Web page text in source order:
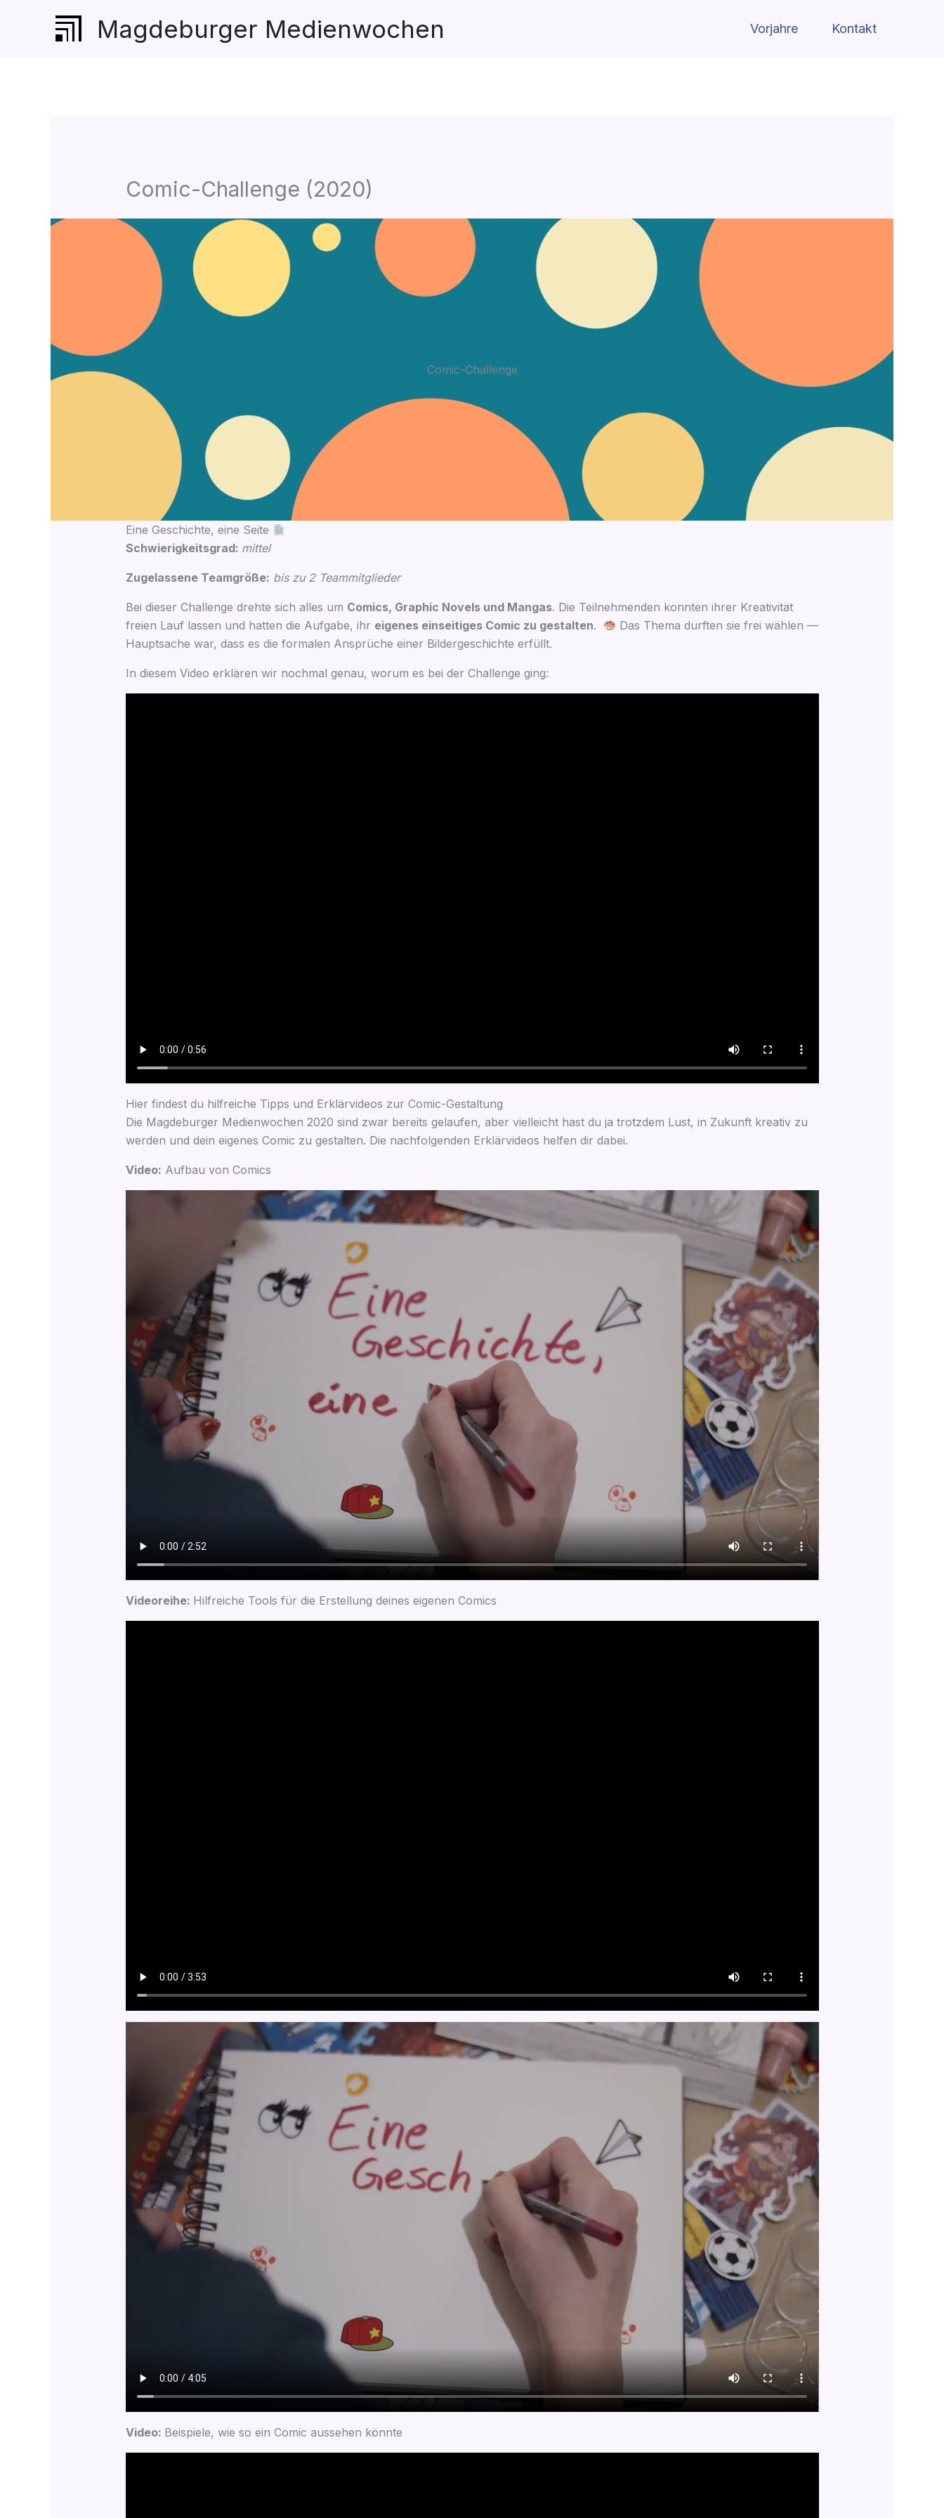
Magdeburger Medienwochen Vorjahre Kontakt
Comic-Challenge (2020)
Comic-Challenge
Eine Geschichte, eine Seite
Schwie­rig­keits­grad: mit­tel
Zuge­las­se­ne Team­grö­ße: bis zu 2 Teammitglieder
Bei die­ser Chall­enge dreh­te sich alles um Comics, Gra­phic Novels und Man­gas. Die Teil­neh­men­den konn­ten ihrer Krea­ti­vi­tät
frei­en Lauf las­sen und hat­ten die Auf­ga­be, ihr eige­nes ein­sei­ti­ges Comic zu gestal­ten.
Das The­ma durf­ten sie frei wäh­len —
Haupt­sa­che war, dass es die for­ma­len Ansprü­che einer Bil­der­ge­schich­te erfüllt.
In die­sem Video erklä­ren wir noch­mal genau, wor­um es bei der Chall­enge ging:
Hier findest du hilfreiche Tipps und Erklärvideos zur Comic-Gestaltung
Die Magdeburger Medienwochen 2020 sind zwar bereits gelau­fen, aber viel­leicht hast du ja trotz­dem Lust, in Zukunft krea­tiv zu
wer­den und dein eige­nes Comic zu gestal­ten. Die nach­fol­gen­den Erklär­vi­de­os hel­fen dir dabei.
Video: Auf­bau von Comics
Vide­orei­he: Hilf­rei­che Tools für die Erstel­lung dei­nes eige­nen Comics
Video: Bei­spie­le, wie so ein Comic aus­se­hen könnte